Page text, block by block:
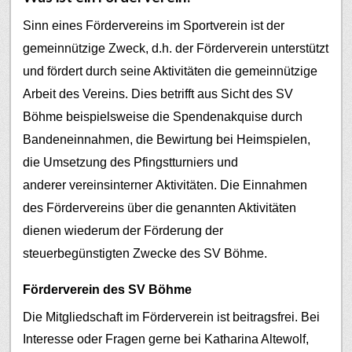
Sinn eines Fördervereins im Sportverein ist der
gemeinnützige Zweck, d.h. der Förderverein unterstützt
und fördert durch seine Aktivitäten die gemeinnützige
Arbeit des Vereins. Dies betrifft aus Sicht des SV
Böhme beispielsweise die Spendenakquise durch
Bandeneinnahmen, die Bewirtung bei Heimspielen,
die Umsetzung des Pfingstturniers und
anderer vereinsinterner Aktivitäten. Die Einnahmen
des Fördervereins über die genannten Aktivitäten
dienen wiederum der Förderung der
steuerbegünstigten Zwecke des SV Böhme.
Förderverein des SV Böhme
Die Mitgliedschaft im Förderverein ist beitragsfrei. Bei
Interesse oder Fragen gerne bei Katharina Altewolf,